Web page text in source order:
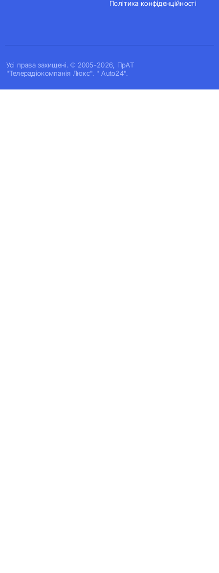
Усi права захищенi. © 2005-2026, ПрАТ
"Телерадіокомпанія Люкс". " Auto24".
Політика конфіденційності